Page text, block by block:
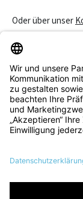
Oder über unser
Service &
Informationen